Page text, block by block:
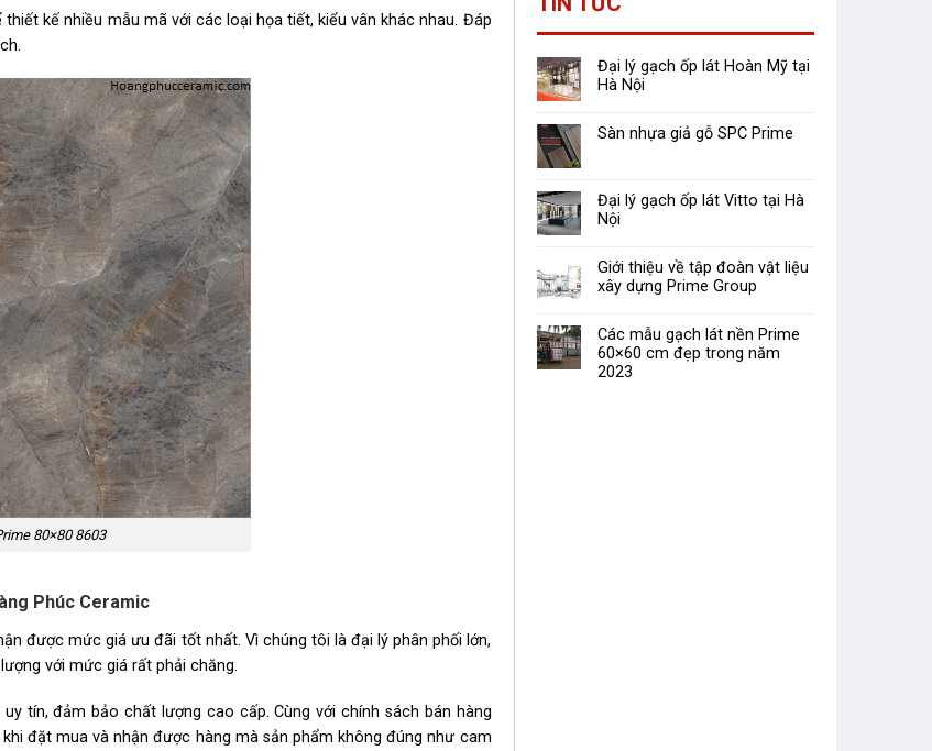
kế nhiều mẫu mã với các loại họa tiết, kiểu vân khác nhau. Đáp
80×80 8603
Phúc Ceramic
được mức giá ưu đãi tốt nhất. Vì chúng tôi là đại lý phân phối lớn,
với mức giá rất phải chăng.
tín, đảm bảo chất lượng cao cấp. Cùng với chính sách bán hàng
đặt mua và nhận được hàng mà sản phẩm không đúng như cam
Đại lý gạch ốp lát Hoàn Mỹ tại
Hà Nội
Sàn nhựa giả gỗ SPC Prime
Đại lý gạch ốp lát Vitto tại Hà
Nội
Giới thiệu về tập đoàn vật liệu
xây dựng Prime Group
Các mẫu gạch lát nền Prime
60×60 cm đẹp trong năm
2023